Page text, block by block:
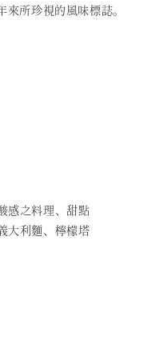
來所珍視的風味標誌。
感之料理、甜點
大利麵、檸檬塔